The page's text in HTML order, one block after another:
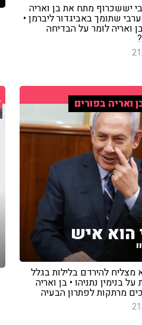
יששכרוף מתח את בן ואריה
שתומך באביגדור ליברמן •
ואריה לומר על הבדיחה
ואריה בפורים
הוא איש
מצליח להירדם בלילות בגלל
בנימין נתניהו • בן ואריה
מרתקות לפתרון הבעיה